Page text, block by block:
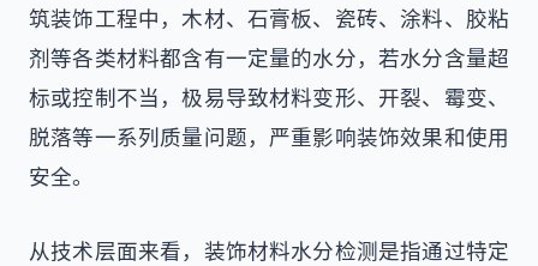
筑装饰工程中，木材、石膏板、瓷砖、涂料、胶粘
剂等各类材料都含有一定量的水分，若水分含量超
标或控制不当，极易导致材料变形、开裂、霉变、
脱落等一系列质量问题，严重影响装饰效果和使用
安全。
从技术层面来看，装饰材料水分检测是指通过特定